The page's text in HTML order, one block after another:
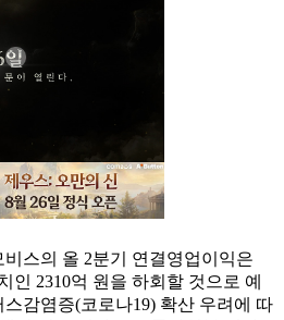
스의 올 2분기 연결영업이익은
인 2310억 원을 하회할 것으로 예
감염증(코로나19) 확산 우려에 따